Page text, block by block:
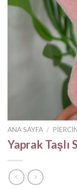
ANA SAYFA /
Yaprak Taşlı